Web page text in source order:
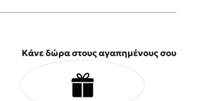
Κάνε δώρα στους αγαπημένους σου